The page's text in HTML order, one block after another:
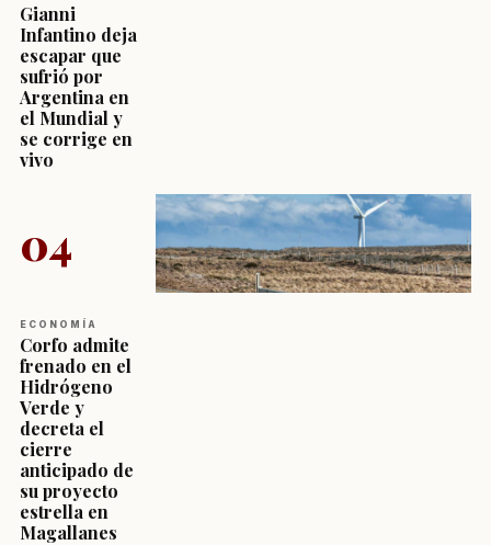
Gianni
Infantino deja
escapar que
sufrió por
Argentina en
el Mundial y
se corrige en
vivo
04
ECONOMÍA
Corfo admite
frenado en el
Hidrógeno
Verde y
decreta el
cierre
anticipado de
su proyecto
estrella en
Magallanes